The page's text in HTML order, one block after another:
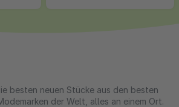
besten neuen Stücke aus den besten
der Welt, alles an einem Ort.